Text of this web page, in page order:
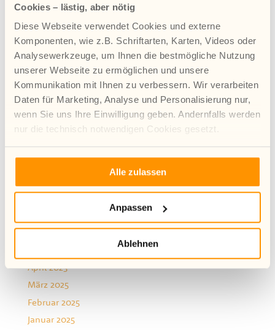
Cookies – lästig, aber nötig
Diese Webseite verwendet Cookies und externe
Komponenten, wie z.B. Schriftarten, Karten, Videos oder
Analysewerkzeuge, um Ihnen die bestmögliche Nutzung
unserer Webseite zu ermöglichen und unsere
Kommunikation mit Ihnen zu verbessern. Wir verarbeiten
Daten für Marketing, Analyse und Personalisierung nur,
wenn Sie uns Ihre Einwilligung geben. Andernfalls werden
nur die technisch notwendigen Cookies gesetzt.
Mehr Infos zur Verwendung von Cookies finden Sie in
unserer Datenschutzerklärung.
Alle zulassen
Anpassen
Ablehnen
Archiv
August 2026
Juli 2026
Juni 2026
April 2026
März 2026
Januar 2026
August 2025
Juni 2025
April 2025
März 2025
Februar 2025
Januar 2025